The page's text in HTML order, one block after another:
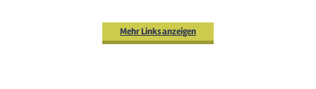
Mehr Links anzeigen